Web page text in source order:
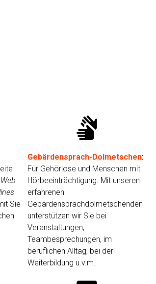
Web
Sie
sign_language
Gebärdensprach-Dolmetschen:
Für Gehörlose und Menschen mit
Hörbeeinträchtigung. Mit unseren
erfahrenen
Gebärdensprachdolmetschenden
unterstützen wir Sie bei
Veranstaltungen,
Teambesprechungen, im
beruflichen Alltag, bei der
Weiterbildung u.v.m.